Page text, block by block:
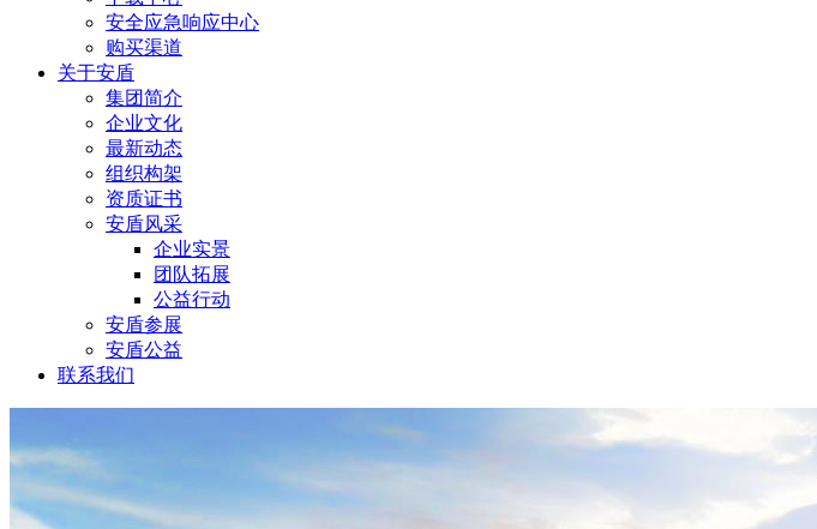
安全应急响应中心
购买渠道
关于安盾
集团简介
企业文化
最新动态
组织构架
资质证书
安盾风采
企业实景
团队拓展
公益行动
安盾参展
安盾公益
联系我们